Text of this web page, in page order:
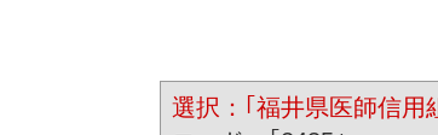
選択：｢福井県医師信用